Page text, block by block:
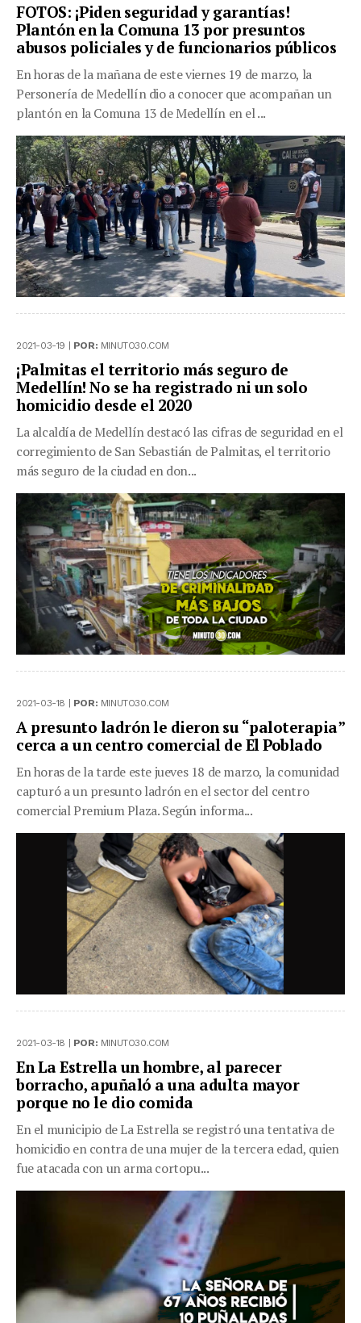
FOTOS: ¡Piden seguridad y garantías!
Plantón en la Comuna 13 por presuntos
abusos policiales y de funcionarios públicos
En horas de la mañana de este viernes 19 de marzo, la
Personería de Medellín dio a conocer que acompañan un
plantón en la Comuna 13 de Medellín en el ...
2021-03-19 | POR: MINUTO30.COM
¡Palmitas el territorio más seguro de
Medellín! No se ha registrado ni un solo
homicidio desde el 2020
La alcaldía de Medellín destacó las cifras de seguridad en el
corregimiento de San Sebastián de Palmitas, el territorio
más seguro de la ciudad en don...
2021-03-18 | POR: MINUTO30.COM
A presunto ladrón le dieron su “paloterapia”
cerca a un centro comercial de El Poblado
En horas de la tarde este jueves 18 de marzo, la comunidad
capturó a un presunto ladrón en el sector del centro
comercial Premium Plaza. Según informa...
2021-03-18 | POR: MINUTO30.COM
En La Estrella un hombre, al parecer
borracho, apuñaló a una adulta mayor
porque no le dio comida
En el municipio de La Estrella se registró una tentativa de
homicidio en contra de una mujer de la tercera edad, quien
fue atacada con un arma cortopu...